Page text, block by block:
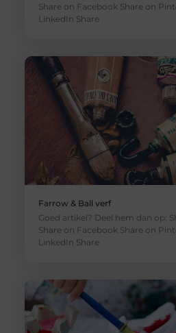
Share on Facebook Share on
LinkedIn Share
Farrow & Ball verf
Goed artikel? Deel hem dan op:
Share on Facebook Share on
LinkedIn Share